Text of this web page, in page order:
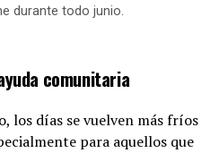
a todos los estratos
en cualquier lugar donde un
durante todo junio.
comunitaria
los días se vuelven más fríos
para aquellos que